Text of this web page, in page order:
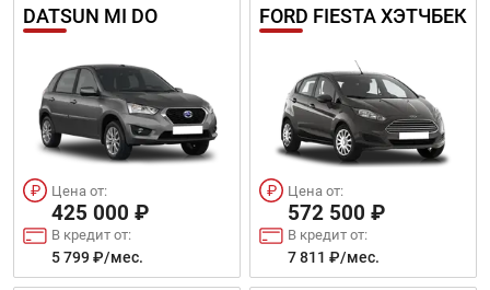
DATSUN MI DO
Цена от:
425 000 ₽
В кредит от:
5 799 ₽/мес.
FORD FIESTA ХЭТЧБЕК
Цена от:
572 500 ₽
В кредит от:
7 811 ₽/мес.